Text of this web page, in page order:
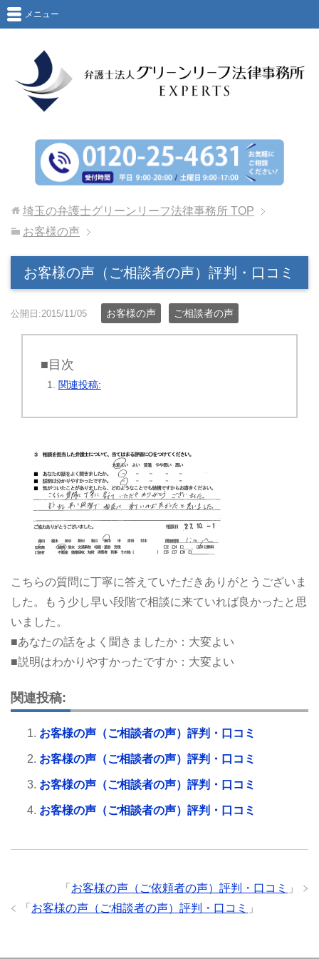
メニュー
埼玉の弁護士グリーンリーフ法律事務所 TOP
お客様の声
お客様の声（ご相談者の声）評判・口コミ
公開日:2015/11/05 お客様の声 ご相談者の声
■目次
関連投稿:
こちらの質問に丁寧に答えていただきありがとうございま
した。もう少し早い段階で相談に来ていれば良かったと思
いました。
■あなたの話をよく聞きましたか：大変よい
■説明はわかりやすかったですか：大変よい
関連投稿:
お客様の声（ご相談者の声）評判・口コミ
お客様の声（ご相談者の声）評判・口コミ
お客様の声（ご相談者の声）評判・口コミ
お客様の声（ご相談者の声）評判・口コミ
「 お客様の声（ご依頼者の声）評判・口コミ
」
「 お客様の声（ご相談者の声）評判・口コミ 」